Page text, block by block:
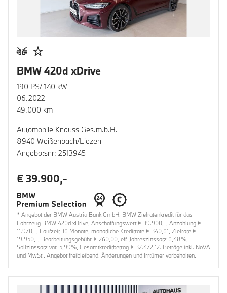
BMW 420d xDrive
190 PS/ 140 kW
06.2022
49.000 km
Automobile Knauss Ges.m.b.H.
8940 Weißenbach/Liezen
Angebotsnr: 2513945
€ 39.900,-
* Angebot der BMW Austria Bank GmbH. BMW Zielratenkredit für das
Fahrzeug BMW 420d xDrive, Anschaffungswert € 39.900,-, Anzahlung €
11.970,-, Laufzeit 36 Monate, monatliche Kreditrate € 340,61, Zielrate €
19.950,-, Bearbeitungsgebühr € 260,00, eff. Jahreszinssatz 6,48%,
Sollzinssatz var. 5,99%, Gesamtkreditbetrag € 32.472,12. Beträge inkl. NoVA
und MwSt.. Angebot freibleibend. Änderungen und Irrtümer vorbehalten.